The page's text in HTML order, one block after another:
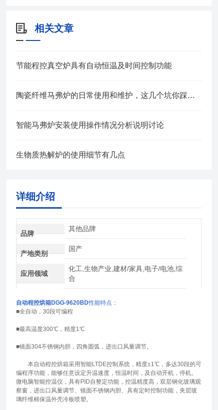
相关文章
节能程控真空炉具有自动恒温及时间控制功能
陶瓷纤维马弗炉的日常使用和维护，这几个坑你踩到了没？
智能马弗炉安装使用操作情况分析说明讨论
生物质热解炉的使用细节有几点
详细介绍
品牌
其他品牌
产地类别
国产
应用领域
化工,生物产业,建材/家具,电子/电池,综
合
自动程控烘箱DGG-9620BD性能特点：
■全自动，30段可编程
■最高温度300℃，精度1℃
■镜面304不锈钢内胆，四角圆弧，进出口风量调节。
本自动程控烘箱采用智能LTDE控制系统，精度±1℃，多达30段的可
编程序功能，能够任意设定升温速度，恒温时间，及自动开机，停机。
微电脑智能控温仪，具有PID自整定功能，控温精度高，双层钢化玻璃观
察窗，进出口风量调节、镜面不锈钢内胆、具有定时控制功能，夹层玻
璃纤维棉保温外壳冷板喷塑。